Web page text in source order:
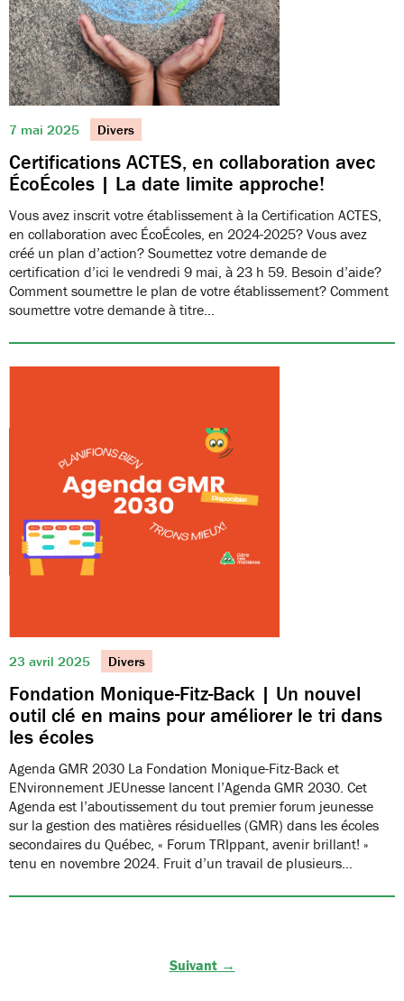
7 mai 2025 Divers
Certifications ACTES, en collaboration avec
ÉcoÉcoles | La date limite approche!
Vous avez inscrit votre établissement à la Certification ACTES,
en collaboration avec ÉcoÉcoles, en 2024-2025? Vous avez
créé un plan d’action? Soumettez votre demande de
certification d’ici le vendredi 9 mai, à 23 h 59. Besoin d’aide?
Comment soumettre le plan de votre établissement? Comment
soumettre votre demande à titre…
23 avril 2025 Divers
Fondation Monique-Fitz-Back | Un nouvel
outil clé en mains pour améliorer le tri dans
les écoles
Agenda GMR 2030 La Fondation Monique-Fitz-Back et
ENvironnement JEUnesse lancent l’Agenda GMR 2030. Cet
Agenda est l’aboutissement du tout premier forum jeunesse
sur la gestion des matières résiduelles (GMR) dans les écoles
secondaires du Québec, « Forum TRIppant, avenir brillant! »
tenu en novembre 2024. Fruit d’un travail de plusieurs…
Suivant →